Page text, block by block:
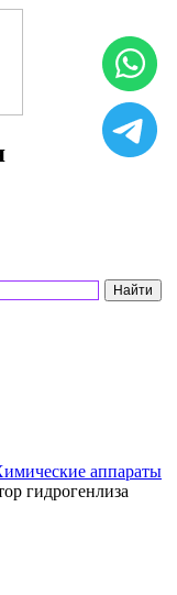
аппараты
гидрогенлиза